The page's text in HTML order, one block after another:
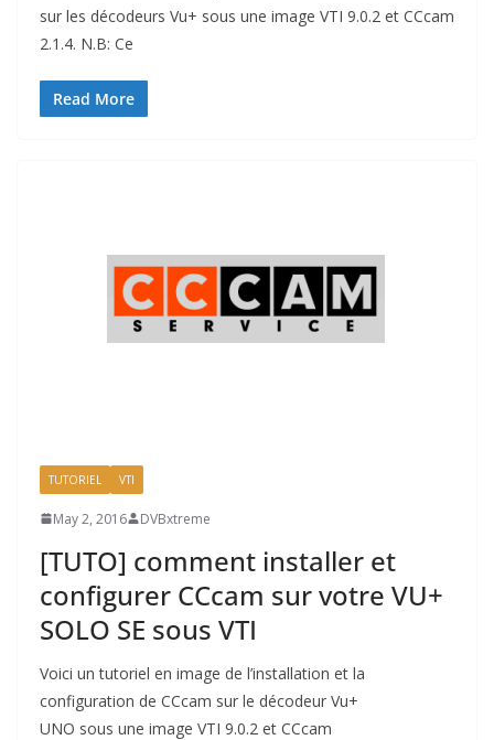
sur les décodeurs Vu+ sous une image VTI 9.0.2 et CCcam
2.1.4. N.B: Ce
Read More
TUTORIEL VTI
May 2, 2016 DVBxtreme
[TUTO] comment installer et
configurer CCcam sur votre VU+
SOLO SE sous VTI
Voici un tutoriel en image de l’installation et la
configuration de CCcam sur le décodeur Vu+
UNO sous une image VTI 9.0.2 et CCcam